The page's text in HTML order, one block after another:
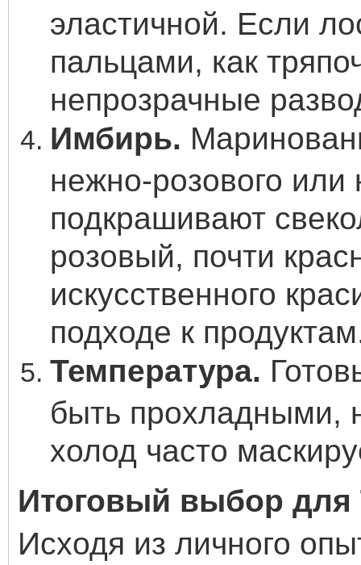
эластичной. Если
пальцами, как
непрозрачные
Имбирь.
нежно-розового или
подкрашивают
розовый, почти
искусственного
подходе к
Температура.
быть прохладными,
холод часто
Итоговый выбор для
Исходя из личного